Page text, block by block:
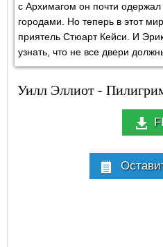
с Архимагом он почти
городами. Но теперь в этот
приятель Стюарт Кейси. И
узнать, что не все двери
Уилл Эллиот -